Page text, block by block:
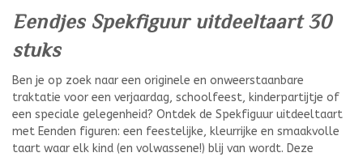
Eendjes Spekfiguur uitdeeltaart 30
stuks
Ben je op zoek naar een originele en onweerstaanbare
traktatie voor een verjaardag, schoolfeest, kinderpartijtje of
een speciale gelegenheid? Ontdek de Spekfiguur uitdeeltaart
met Eenden figuren: een feestelijke, kleurrijke en smaakvolle
taart waar elk kind (en volwassene!) blij van wordt. Deze